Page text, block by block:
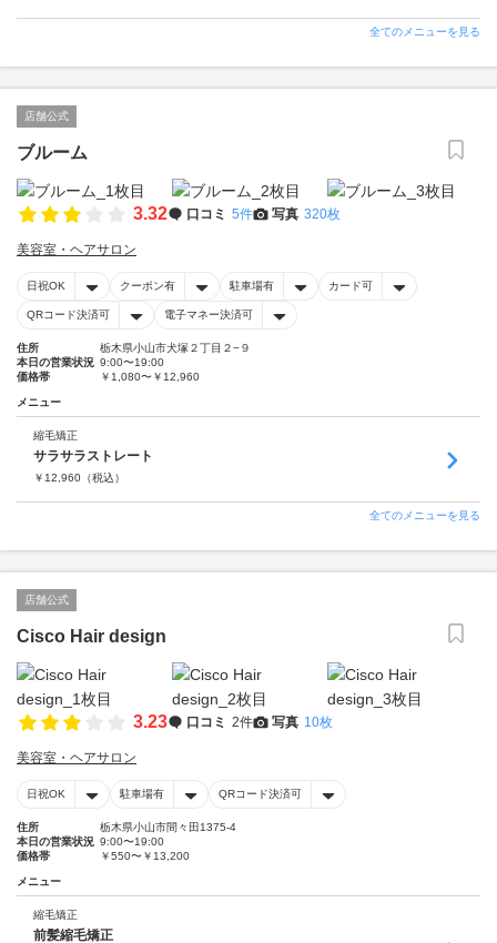
全てのメニューを見る
店舗公式
ブルーム
3.32 口コミ 5件 写真 320枚
美容室・ヘアサロン
日祝OK クーポン有 駐車場有 カード可
QRコード決済可 電子マネー決済可
住所
栃木県小山市犬塚２丁目２−９
本日の営業状況 9:00〜19:00
価格帯
￥1,080〜￥12,960
メニュー
縮毛矯正
サラサラストレート
￥ 12,960 （税込）
全てのメニューを見る
店舗公式
Cisco Hair design
3.23 口コミ 2件 写真 10枚
美容室・ヘアサロン
日祝OK 駐車場有 QRコード決済可
住所
栃木県小山市間々田1375-4
本日の営業状況 9:00〜19:00
価格帯
￥550〜￥13,200
メニュー
縮毛矯正
前髪縮毛矯正